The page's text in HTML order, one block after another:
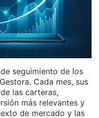
seguimiento de los
Cada mes, sus
las carteras,
más relevantes y
de mercado y las